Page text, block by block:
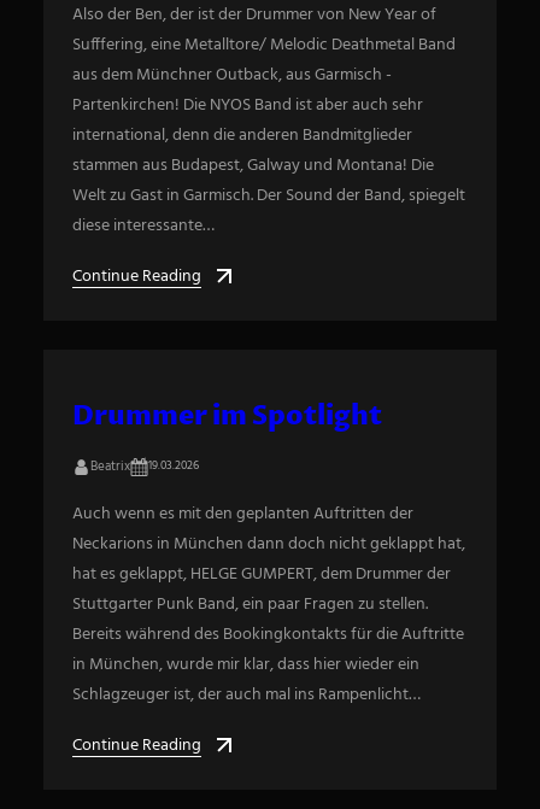
Also der Ben, der ist der Drummer von New Year of
Sufffering, eine Metalltore/ Melodic Deathmetal Band
aus dem Münchner Outback, aus Garmisch -
Partenkirchen! Die NYOS Band ist aber auch sehr
international, denn die anderen Bandmitglieder
stammen aus Budapest, Galway und Montana! Die
Welt zu Gast in Garmisch. Der Sound der Band, spiegelt
diese interessante…
Continue Reading
Drummer im Spotlight
Beatrix 19.03.2026
Auch wenn es mit den geplanten Auftritten der
Neckarions in München dann doch nicht geklappt hat,
hat es geklappt, HELGE GUMPERT, dem Drummer der
Stuttgarter Punk Band, ein paar Fragen zu stellen.
Bereits während des Bookingkontakts für die Auftritte
in München, wurde mir klar, dass hier wieder ein
Schlagzeuger ist, der auch mal ins Rampenlicht…
Continue Reading